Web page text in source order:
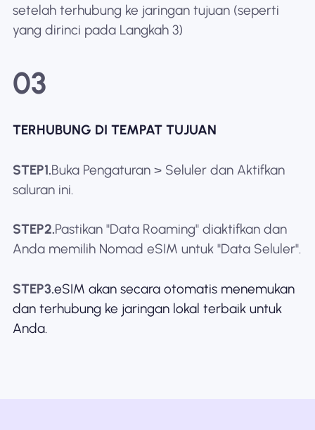
setelah terhubung ke jaringan tujuan (seperti
yang dirinci pada Langkah 3)
03
TERHUBUNG DI TEMPAT TUJUAN
STEP1.Buka Pengaturan > Seluler dan Aktifkan
saluran ini.
STEP2.Pastikan "Data Roaming" diaktifkan dan
Anda memilih Nomad eSIM untuk "Data Seluler".
STEP3.eSIM akan secara otomatis menemukan
dan terhubung ke jaringan lokal terbaik untuk
Anda.